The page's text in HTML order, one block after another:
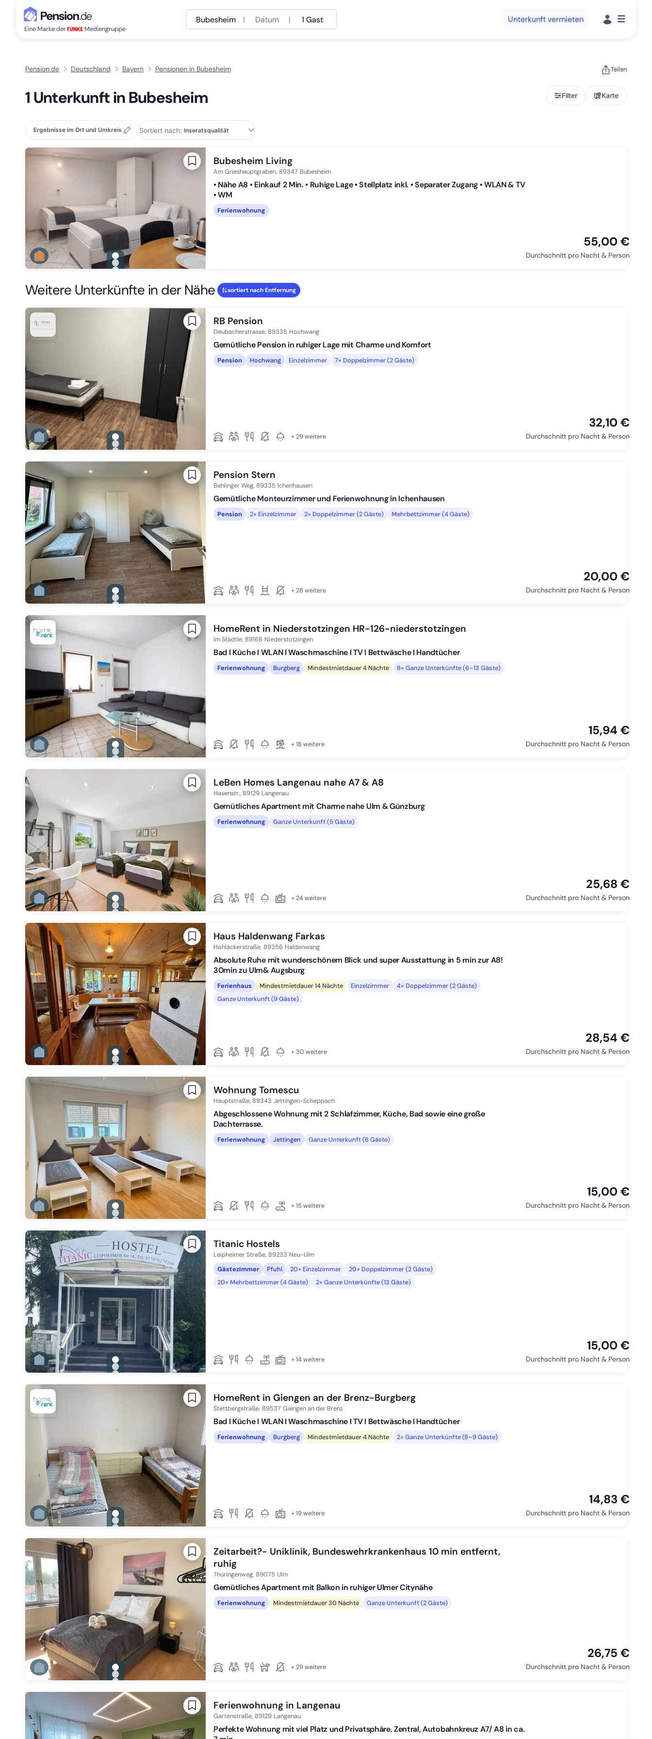
Eine Marke der Mediengruppe
Bubesheim | Datum | 1 Gast Unterkunft vermieten ☰
Pension.de Deutschland Bayern Pensionen in Bubesheim Teilen
1 Unterkunft in Bubesheim Filter Karte
Ergebnisse im Ort und Umkreis Sortiert nach:
gallery.slide_selector
Zu Slide 1 wechseln
Zu Slide 2 wechseln
Bubesheim Living
Am Grieshauptgraben, 89347 Bubesheim
• Nähe A8 • Einkauf 2 Min. • Ruhige Lage • Stellplatz inkl. • Separater Zugang • WLAN & TV
• WM
Ferienwohnung
55,00 €
Durchschnitt pro Nacht & Person
Weitere Unterkünfte in der Nähe sortiert nach Entfernung
gallery.slide_selector
Zu Slide 1 wechseln
Zu Slide 2 wechseln
Zu Slide 5 wechseln
RB Pension
Deubacherstrasse, 89335 Hochwang
Gemütliche Pension in ruhiger Lage mit Charme und Komfort
Pension Hochwang Einzelzimmer 7× Doppelzimmer (2 Gäste)
+ 29 weitere
32,10 €
Durchschnitt pro Nacht & Person
gallery.slide_selector
Zu Slide 1 wechseln
Zu Slide 2 wechseln
Zu Slide 5 wechseln
Zu Slide 6 wechseln
Pension Stern
Behlinger Weg, 89335 Ichenhausen
Gemütliche Monteurzimmer und Ferienwohnung in Ichenhausen
Pension 2× Einzelzimmer 2× Doppelzimmer (2 Gäste) Mehrbettzimmer (4 Gäste)
+ 28 weitere
20,00 €
Durchschnitt pro Nacht & Person
gallery.slide_selector
Zu Slide 1 wechseln
Zu Slide 2 wechseln
Zu Slide 6 wechseln
HomeRent in Niederstotzingen HR-126-niederstotzingen
Im Städtle, 89168 Niederstotzingen
Bad I Küche I WLAN I Waschmaschine I TV I Bettwäsche I Handtücher
Ferienwohnung Burgberg Mindestmietdauer 4 Nächte 8× Ganze Unterkünfte (6–13 Gäste)
+ 18 weitere
15,94 €
Durchschnitt pro Nacht & Person
gallery.slide_selector
Zu Slide 1 wechseln
Zu Slide 2 wechseln
Zu Slide 4 wechseln
Zu Slide 5 wechseln
Zu Slide 6 wechseln
LeBen Homes Langenau nahe A7 & A8
Hasenstr., 89129 Langenau
Gemütliches Apartment mit Charme nahe Ulm & Günzburg
Ferienwohnung Ganze Unterkunft (5 Gäste)
+ 24 weitere
25,68 €
Durchschnitt pro Nacht & Person
gallery.slide_selector
Zu Slide 1 wechseln
Zu Slide 2 wechseln
Zu Slide 4 wechseln
Zu Slide 5 wechseln
Zu Slide 6 wechseln
Haus Haldenwang Farkas
Hohläckerstraße, 89356 Haldenwang
Absolute Ruhe mit wunderschönem Blick und super Ausstattung in 5 min zur A8!
30min zu Ulm& Augsburg
Ferienhaus Mindestmietdauer 14 Nächte Einzelzimmer
4× Doppelzimmer (2 Gäste)
Ganze Unterkunft (9 Gäste)
+ 30 weitere
28,54 €
Durchschnitt pro Nacht & Person
gallery.slide_selector
Zu Slide 1 wechseln
Zu Slide 2 wechseln
Zu Slide 4 wechseln
Zu Slide 5 wechseln
Zu Slide 6 wechseln
Wohnung Tomescu
Hauptstraße, 89343 Jettingen-Scheppach
Abgeschlossene Wohnung mit 2 Schlafzimmer, Küche, Bad sowie eine große
Dachterrasse.
Ferienwohnung Jettingen Ganze Unterkunft (6 Gäste)
+ 15 weitere
15,00 €
Durchschnitt pro Nacht & Person
gallery.slide_selector
Zu Slide 1 wechseln
Zu Slide 2 wechseln
Titanic Hostels
Leipheimer Straße, 89233 Neu-Ulm
Gästezimmer
Pfuhl 20× Einzelzimmer
20× Doppelzimmer (2 Gäste)
20× Mehrbettzimmer (4 Gäste)
2× Ganze Unterkünfte (13 Gäste)
+ 14 weitere
15,00 €
Durchschnitt pro Nacht & Person
gallery.slide_selector
Zu Slide 1 wechseln
Zu Slide 2 wechseln
Zu Slide 5 wechseln
Zu Slide 6 wechseln
HomeRent in Giengen an der Brenz-Burgberg
Stettbergstraße, 89537 Giengen an der Brenz
Bad I Küche I WLAN I Waschmaschine I TV I Bettwäsche I Handtücher
Ferienwohnung Burgberg Mindestmietdauer 4 Nächte 2× Ganze Unterkünfte (8–9 Gäste)
+ 19 weitere
14,83 €
Durchschnitt pro Nacht & Person
gallery.slide_selector
Zu Slide 1 wechseln
Zu Slide 2 wechseln
Zu Slide 4 wechseln
Zu Slide 5 wechseln
Zu Slide 6 wechseln
Zeitarbeit?- Uniklinik, Bundeswehrkrankenhaus 10 min entfernt,
ruhig
Thüringenweg, 89075 Ulm
Gemütliches Apartment mit Balkon in ruhiger Ulmer Citynähe
Ferienwohnung Mindestmietdauer 30 Nächte Ganze Unterkunft (2 Gäste)
+ 29 weitere
26,75 €
Durchschnitt pro Nacht & Person
Ferienwohnung in Langenau
Gartenstraße, 89129 Langenau
Perfekte Wohnung mit viel Platz und Privatsphäre. Zentral, Autobahnkreuz A7/ A8 in ca.